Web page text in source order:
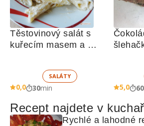
Těstovinový salát s
kuřecím masem a
SALÁTY
0,0 30min 5,0 60
Recept najdete v
Rychlé a lahodné